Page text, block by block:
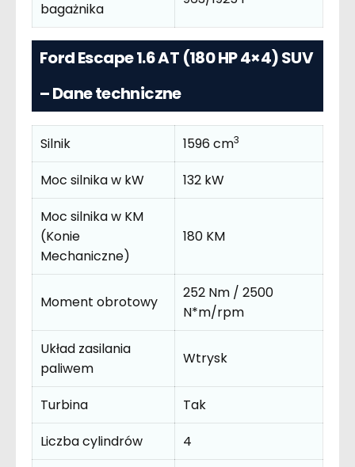
bagażnika
Ford Escape 1.6 AT (180 HP 4×4) SUV
– Dane techniczne
Silnik 1596 cm3
Moc silnika w kW
132 kW
Moc silnika w KM
(Konie
Mechaniczne)
180 KM
Moment obrotowy
252 Nm / 2500
N*m/rpm
Układ zasilania
paliwem
Wtrysk
Turbina
Tak
Liczba cylindrów
4